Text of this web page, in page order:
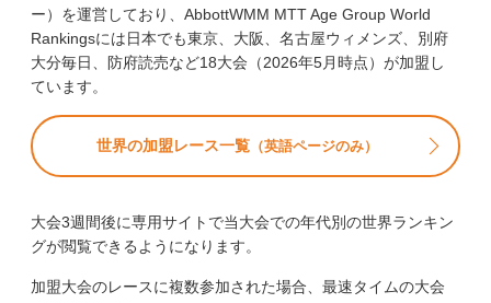
ー）を運営しており、AbbottWMM MTT Age Group World
Rankingsには日本でも東京、大阪、名古屋ウィメンズ、別府
大分毎日、防府読売など18大会（2026年5月時点）が加盟し
ています。
世界の加盟レース一覧（英語ページのみ）
大会3週間後に専用サイトで当大会での年代別の世界ランキン
グが閲覧できるようになります。
加盟大会のレースに複数参加された場合、最速タイムの大会